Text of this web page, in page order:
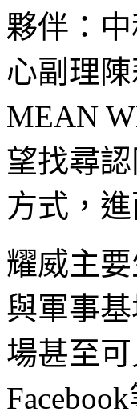
夥伴：
心副理
MEAN
望找尋
方式，
耀威主
與軍事
場甚至